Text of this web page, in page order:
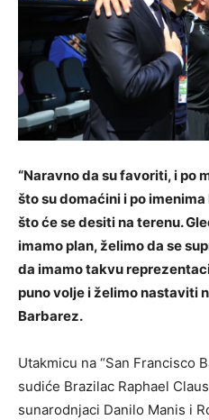
“Naravno da su favoriti, i po
što su domaćini i po
što će se desiti na terenu.
imamo plan, želimo da se
da imamo takvu
puno volje i želimo nastaviti
Barbarez.
Utakmicu na “San Francisco
sudiće Brazilac Raphael
sunarodnjaci Danilo Manis i